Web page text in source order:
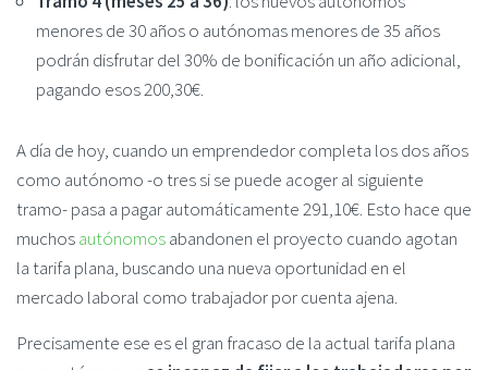
menores de 30 años o autónomas menores de 35 años
podrán disfrutar del 30% de bonificación un año adicional,
pagando esos 200,30€.
A día de hoy, cuando un emprendedor completa los dos años
como autónomo -o tres si se puede acoger al siguiente
tramo- pasa a pagar automáticamente 291,10€. Esto hace que
muchosautónomosabandonen el proyecto cuando agotan
la tarifa plana, buscando una nueva oportunidad en el
mercado laboral como trabajador por cuenta ajena.
Precisamente ese es el gran fracaso de la actual tarifa plana